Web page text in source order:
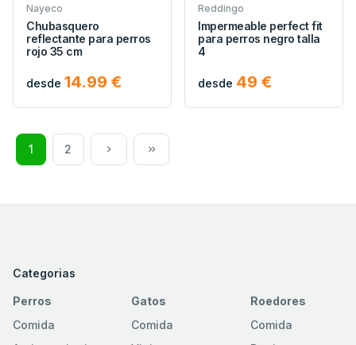
Nayeco
Chubasquero
reflectante para perros
rojo 35 cm
desde 14.99 €
Reddingo
Impermeable perfect fit
para perros negro talla
4
desde 49 €
1 2
Categorias
Perros
Comida
Gatos
Comida
Roedores
Comida